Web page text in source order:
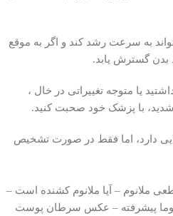
به سرعت رشد کند و اگر به موقع
بدن گسترش یابد.
یا متوجه تغییراتی در خال ،
با پزشک خود صحبت کنید.
دارد، اما فقط در صورت تشخیص
ملانوم – آیا ملانوم کشنده است –
پیشرفته – عکس سرطان پوست